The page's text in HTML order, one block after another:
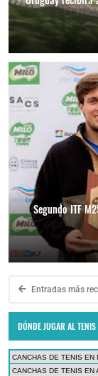
Segundo ITF
Entradas más
DÓNDE JUGAR AL
CANCHAS DE TENIS EN
CANCHAS DE TENIS EN